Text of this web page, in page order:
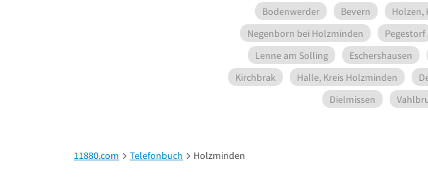
Bodenwerder Bevern Holzen,
Negenborn bei Holzminden
Pegestorf
Lenne am Solling
Eschershausen
Kirchbrak
Halle, Kreis Holzminden
Dielmissen
11880.com Telefonbuch Holzminden